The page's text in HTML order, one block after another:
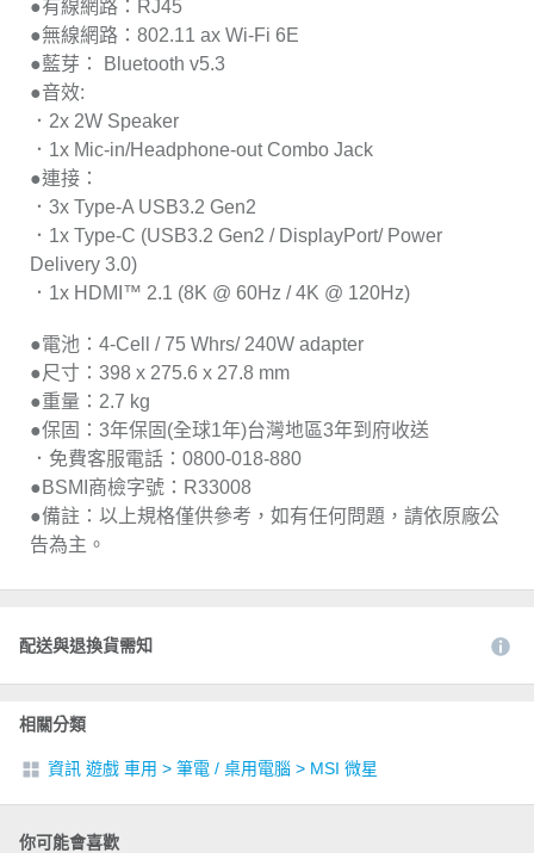
●有線網路：RJ45
●無線網路：802.11 ax Wi-Fi 6E
●藍芽： Bluetooth v5.3
●音效:
．2x 2W Speaker
．1x Mic-in/Headphone-out Combo Jack
●連接：
．3x Type-A USB3.2 Gen2
．1x Type-C (USB3.2 Gen2 / DisplayPort/ Power
Delivery 3.0)
．1x HDMI™ 2.1 (8K @ 60Hz / 4K @ 120Hz)
●電池：4-Cell / 75 Whrs/ 240W adapter
●尺寸：398 x 275.6 x 27.8 mm
●重量：2.7 kg
●保固：3年保固(全球1年)台灣地區3年到府收送
．免費客服電話：0800-018-880
●BSMI商檢字號：R33008
●備註：以上規格僅供參考，如有任何問題，請依原廠公
告為主。
配送與退換貨需知
相關分類
資訊 遊戲 車用 > 筆電 / 桌用電腦 > MSI 微星
你可能會喜歡